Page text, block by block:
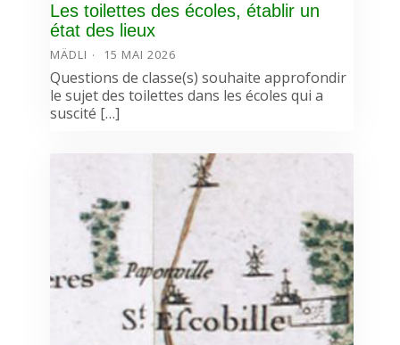
Les toilettes des écoles, établir un
état des lieux
MÄDLI 15 MAI 2026
Questions de classe(s) souhaite approfondir
le sujet des toilettes dans les écoles qui a
suscité […]